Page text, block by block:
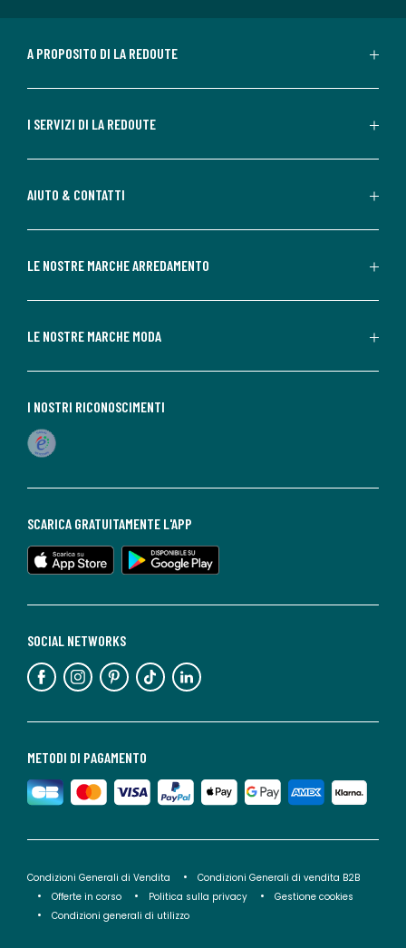
A PROPOSITO DI LA REDOUTE
I SERVIZI DI LA REDOUTE
AIUTO & CONTATTI
LE NOSTRE MARCHE ARREDAMENTO
LE NOSTRE MARCHE MODA
METODI DI PAGAMENTO
SOCIAL NETWORKS
SCARICA GRATUITAMENTE L'APP
I NOSTRI RICONOSCIMENTI
Condizioni Generali di Vendita
Condizioni Generali di vendita B2B
Offerte in corso
Politica sulla privacy
Gestione cookies
Condizioni generali di utilizzo